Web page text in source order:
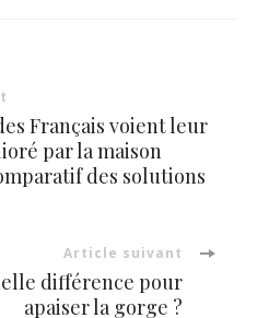
Français voient leur
par la maison
des solutions
Article suivant
différence pour
apaiser la gorge ?